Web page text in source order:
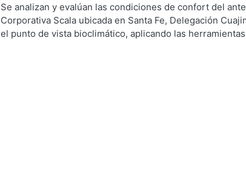
de Servicios de Información.,1999)Corro Eguia,
Se analizan y evalúan las condiciones de confort del
Corporativa Scala ubicada en Santa Fe, Delegación
el punto de vista bioclimático, aplicando las